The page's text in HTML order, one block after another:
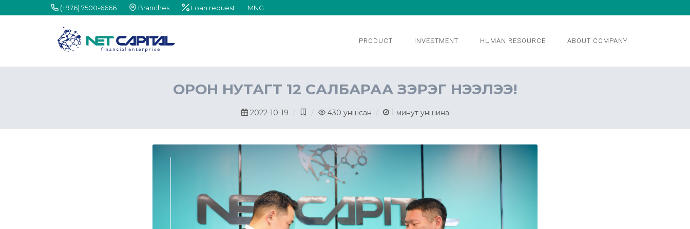
(+976) 7500-6666 Branches Loan request MNG
PRODUCT INVESTMENT HUMAN RESOURCE ABOUT COMPANY
ОРОН НУТАГТ 12 САЛБАРАА ЗЭРЭГ НЭЭЛЭЭ!
2022-10-19 430 уншсан 1 минут уншина